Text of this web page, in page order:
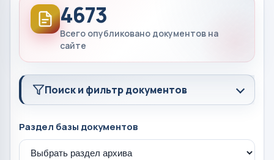
4673
Всего опубликовано документов на
сайте
Поиск и фильтр документов
Раздел базы документов